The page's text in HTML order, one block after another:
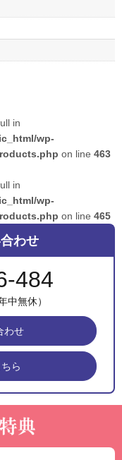
in
wp-
on line 463
in
wp-
on line 465
わせ
484
無休）
わせ
ら